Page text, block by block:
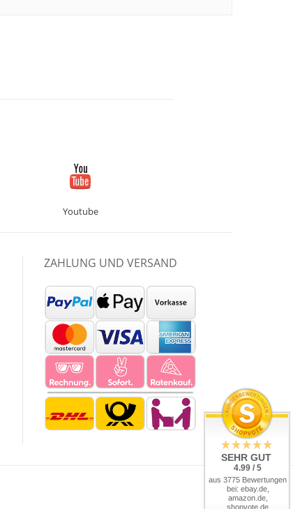
Youtube
ZAHLUNG UND VERSAND
SEHR GUT
4.99 / 5
aus 3775 Bewertungen
bei: ebay.de,
amazon.de,
shopvote.de